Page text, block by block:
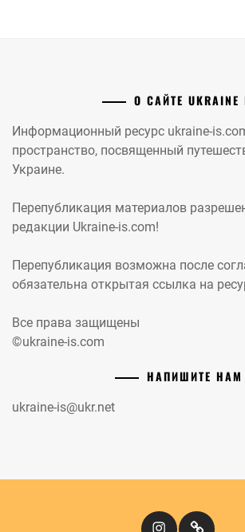
О САЙТЕ UKRAINE
Информационный ресурс ukraine-
пространство, посвященный
Украине.
Перепубликация материалов
редакции Ukraine-is.com!
Перепубликация возможна после
обязательна открытая ссылка на
Все права защищены
©ukraine-is.com
НАПИШИТЕ НАМ
ukraine-is@ukr.net
Instagram